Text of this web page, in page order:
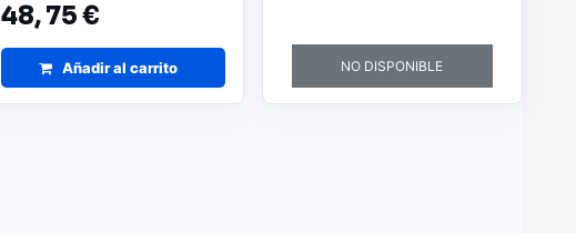
48,75 €
Añadir al carrito NO DISPONIBLE